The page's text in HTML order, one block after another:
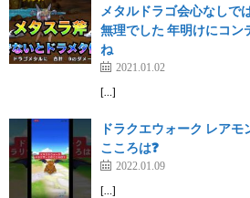
メタルドラゴ会心なしで
無理でした 年明けにコン
ね
2021.01.02
[…]
ドラクエウォーク レア
こころは❓
2022.01.09
[…]